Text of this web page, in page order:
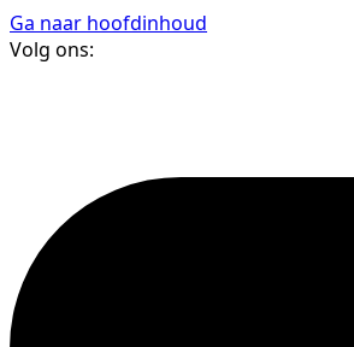
Ga naar hoofdinhoud
Volg ons: